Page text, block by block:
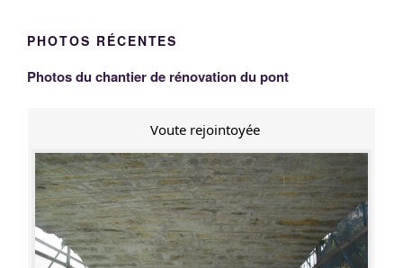
PHOTOS RÉCENTES
Photos du chantier de rénovation du pont
Voute rejointoyée